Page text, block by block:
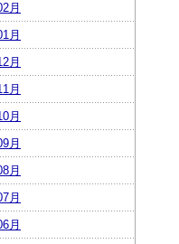
月
月
月
月
月
月
月
月
月